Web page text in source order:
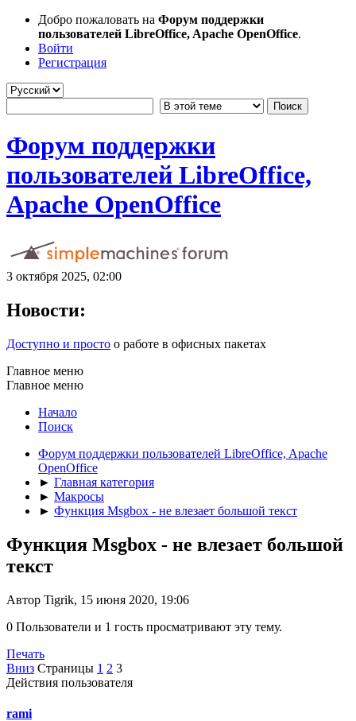
Добро пожаловать на Форум поддержки
пользователей LibreOffice, Apache OpenOffice.
Войти
Регистрация
Форум поддержки
пользователей LibreOffice,
Apache OpenOffice
3 октября 2025, 02:00
Новости:
Доступно и просто о работе в офисных пакетах
Главное меню
Главное меню
Начало
Поиск
Форум поддержки пользователей LibreOffice, Apache
OpenOffice
► Главная категория
► Макросы
► Функция Msgbox - не влезает большой текст
Функция Msgbox - не влезает большой
текст
Автор Tigrik, 15 июня 2020, 19:06
0 Пользователи и 1 гость просматривают эту тему.
Печать
Вниз Страницы 1 2 3
Действия пользователя
rami